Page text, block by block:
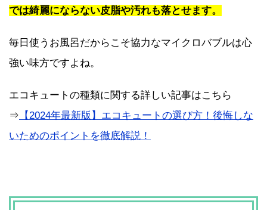
では綺麗にならない皮脂や汚れも落とせます。
毎日使うお風呂だからこそ協力なマイクロバブルは心
強い味方ですよね。
エコキュートの種類に関する詳しい記事はこちら
⇒ 【2024年最新版】エコキュートの選び方！後悔しな
いためのポイントを徹底解説！